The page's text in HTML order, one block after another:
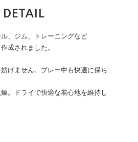
DETAIL
、ジム、トレーニングなど
成されました。
げません。プレー中も快適に保ち
。ドライで快適な着心地を維持し